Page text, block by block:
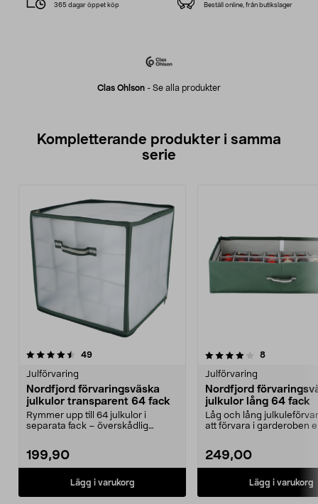
Clas Ohlson - Se alla produkter
365 dagar öppet köp Beställ online, från butikslager
Kompletterande produkter i samma
serie
49recensioner
Julförvaring
Nordfjord förvaringsväska
julkulor transparent 64 fack
Rymmer upp till 64 julkulor i
separata fack – överskådlig
199,90
Lägg i varukorg
4.0av 5 stjärnor 8recensioner
Julförvaring
Nordfjord
julkulor lång 64 fack
Låg och lång
att förvara i garderoben
249,00
Lägg i varukorg
4.0av 5 stjärnor